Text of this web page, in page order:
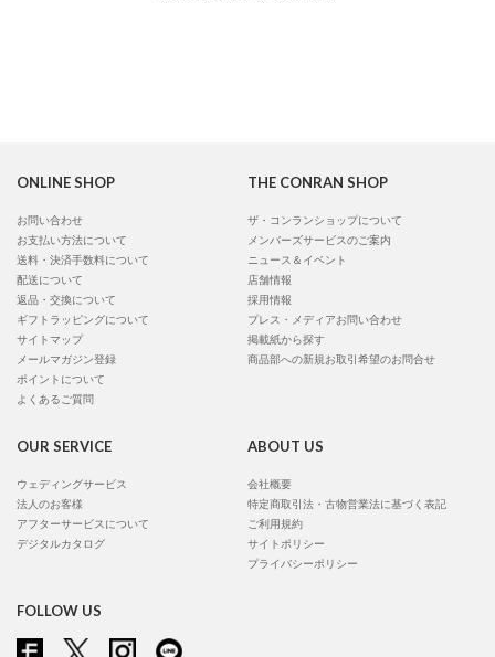
ONLINE SHOP
お問い合わせ
お支払い方法について
送料・決済手数料について
配送について
返品・交換について
ギフトラッピングについて
サイトマップ
メールマガジン登録
ポイントについて
よくあるご質問
THE CONRAN SHOP
ザ・コンランショップについて
メンバーズサービスのご案内
ニュース＆イベント
店舗情報
採用情報
プレス・メディアお問い合わせ
掲載紙から探す
商品部への新規お取引希望のお問合せ
OUR SERVICE
ウェディングサービス
法人のお客様
アフターサービスについて
デジタルカタログ
ABOUT US
会社概要
特定商取引法・古物営業法に基づく表記
ご利用規約
サイトポリシー
プライバシーポリシー
FOLLOW US